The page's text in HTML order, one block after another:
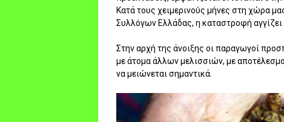
Κατά τους χειμερινούς μήνες στη χώρα
Συλλόγων Ελλάδας, η καταστροφή αγγίζει
Στην αρχή της άνοιξης οι παραγωγοί
με άτομα άλλων μελισσιών, με
να μειώνεται σημαντικά.